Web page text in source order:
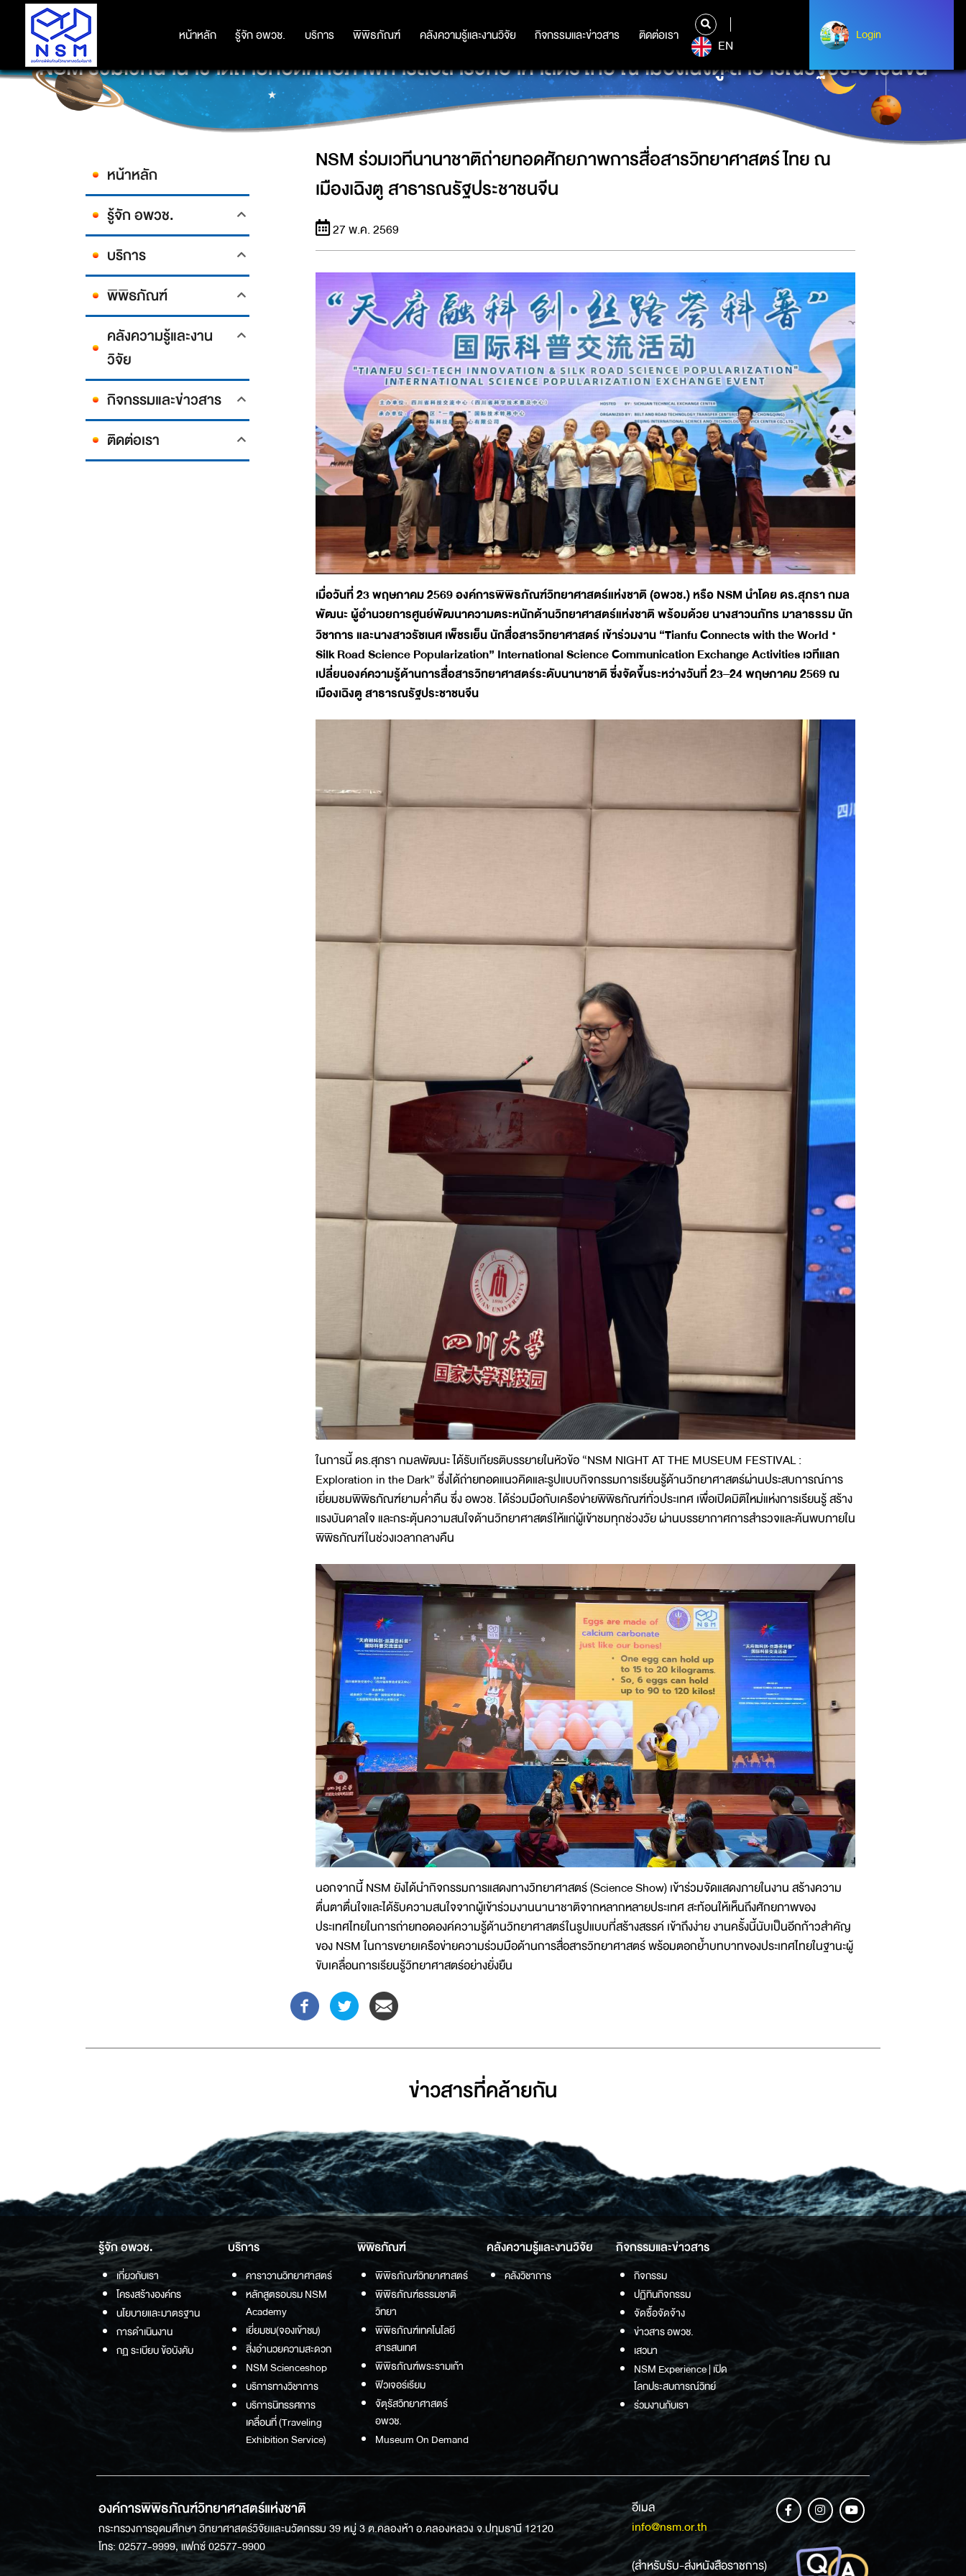
หน้าหลัก รู้จัก อพวช. บริการ พิพิธภัณฑ์ คลังความรู้และงานวิจัย กิจกรรมและข่าวสาร ติดต่อเรา
หน้าหลัก รู้จัก อพวช. บริการ พิพิธภัณฑ์ คลังความรู้และงานวิจัย กิจกรรมและข่าวสาร ติดต่อเรา
EN
Login
Login
NSM ร่วมเวทีนานาชาติถ่ายทอดศักยภาพการสื่อสารวิทยาศาสตร์ไทย ณ เมืองเฉิงตู สาธารณรัฐประชาชนจีน
หน้าหลัก
รู้จัก อพวช.
บริการ
พิพิธภัณฑ์
คลังความรู้และงาน
วิจัย
กิจกรรมและข่าวสาร
ติดต่อเรา
NSM ร่วมเวทีนานาชาติถ่ายทอดศักยภาพการสื่อสารวิทยาศาสตร์ไทย ณ
เมืองเฉิงตู สาธารณรัฐประชาชนจีน
27 พ.ค. 2569
เมื่อวันที่ 23 พฤษภาคม 2569 องค์การพิพิธภัณฑ์วิทยาศาสตร์แห่งชาติ (อพวช.) หรือ NSM นำโดย ดร.สุภรา กมล
พัฒนะ ผู้อำนวยการศูนย์พัฒนาความตระหนักด้านวิทยาศาสตร์แห่งชาติ พร้อมด้วย นางสาวนภัทร มาลาธรรม นัก
วิชาการ และนางสาวรัชเนศ เพ็ชรเย็น นักสื่อสารวิทยาศาสตร์ เข้าร่วมงาน “Tianfu Connects with the World ·
Silk Road Science Popularization” International Science Communication Exchange Activities เวทีแลก
เปลี่ยนองค์ความรู้ด้านการสื่อสารวิทยาศาสตร์ระดับนานาชาติ ซึ่งจัดขึ้นระหว่างวันที่ 23–24 พฤษภาคม 2569 ณ
เมืองเฉิงตู สาธารณรัฐประชาชนจีน
ในการนี้ ดร.สุภรา กมลพัฒนะ ได้รับเกียรติบรรยายในหัวข้อ “NSM NIGHT AT THE MUSEUM FESTIVAL :
Exploration in the Dark” ซึ่งได้ถ่ายทอดแนวคิดและรูปแบบกิจกรรมการเรียนรู้ด้านวิทยาศาสตร์ผ่านประสบการณ์การ
เยี่ยมชมพิพิธภัณฑ์ยามค่ำคืน ซึ่ง อพวช. ได้ร่วมมือกับเครือข่ายพิพิธภัณฑ์ทั่วประเทศ เพื่อเปิดมิติใหม่แห่งการเรียนรู้ สร้าง
แรงบันดาลใจ และกระตุ้นความสนใจด้านวิทยาศาสตร์ให้แก่ผู้เข้าชมทุกช่วงวัย ผ่านบรรยากาศการสำรวจและค้นพบภายใน
พิพิธภัณฑ์ในช่วงเวลากลางคืน
นอกจากนี้์ NSM ยังได้นำกิจกรรมการแสดงทางวิทยาศาสตร์ (Science Show) เข้าร่วมจัดแสดงภายในงาน สร้างความ
ตื่นตาตื่นใจและได้รับความสนใจจากผู้เข้าร่วมงานนานาชาติจากหลากหลายประเทศ สะท้อนให้เห็นถึงศักยภาพของ
ประเทศไทยในการถ่ายทอดองค์ความรู้ด้านวิทยาศาสตร์ในรูปแบบที่สร้างสรรค์ เข้าถึงง่าย งานครั้งนี้นับเป็นอีกก้าวสำคัญ
ของ NSM ในการขยายเครือข่ายความร่วมมือด้านการสื่อสารวิทยาศาสตร์ พร้อมตอกย้ำบทบาทของประเทศไทยในฐานะผู้
ขับเคลื่อนการเรียนรู้วิทยาศาสตร์อย่างยั่งยืน
ข่าวสารที่่คล้ายกัน
รู้จัก อพวช.
เกี่ยวกับเรา
โครงสร้างองค์กร
นโยบายและมาตรฐาน
การดำเนินงาน
กฏ ระเบียบ ข้อบังคับ
บริการ
คาราวานวิทยาศาสตร์
หลักสูตรอบรม NSM
Academy
เยี่ยมชม(จองเข้าชม)
สิ่งอำนวยความสะดวก
NSM Scienceshop
บริการทางวิชาการ
บริการนิทรรศการ
เคลื่อนที่ (Traveling
Exhibition Service)
พิพิธภัณฑ์
พิพิธภัณฑ์วิทยาศาสตร์
พิพิธภัณฑ์ธรรมชาติ
วิทยา
พิพิธภัณฑ์เทคโนโลยี
สารสนเทศ
พิพิธภัณฑ์พระรามเก้า
ฟิวเจอร์เรียม
จัตุรัสวิทยาศาสตร์
อพวช.
Museum On Demand
คลังความรู้และงานวิจัย
คลังวิชาการ
กิจกรรมและข่าวสาร
กิจกรรม
ปฏิทินกิจกรรม
จัดซื้อจัดจ้าง
ข่าวสาร อพวช.
เสวนา
NSM Experience | เปิด
โลกประสบการณ์วิทย์
ร่วมงานกับเรา
องค์การพิพิธภัณฑ์วิทยาศาสตร์แห่งชาติ
กระทรวงการอุดมศึกษา วิทยาศาสตร์วิจัยและนวัตกรรม 39 หมู่ 3 ต.คลองห้า อ.คลองหลวง จ.ปทุมธานี 12120
โทร: 02577-9999, แฟกซ์ 02577-9900
อีเมล
info@nsm.or.th
(สำหรับรับ-ส่งหนังสือราชการ)